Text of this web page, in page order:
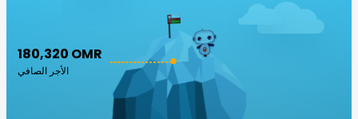
180,320 OMR
الأجر الصافي